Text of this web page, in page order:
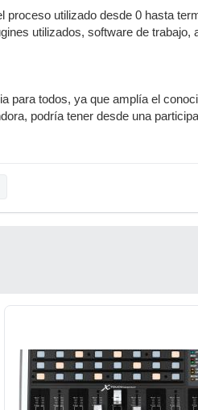
proceso utilizado desde 0 hasta
utilizados, software de trabajo,
para todos, ya que amplía el
podría tener desde una